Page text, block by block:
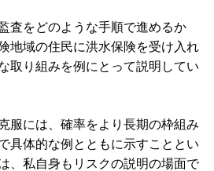
査をどのような手順で進めるか
地域の住民に洪水保険を受け入れ
取り組みを例にとって説明してい
服には、確率をより長期の枠組み
具体的な例とともに示すこととい
、私自身もリスクの説明の場面で